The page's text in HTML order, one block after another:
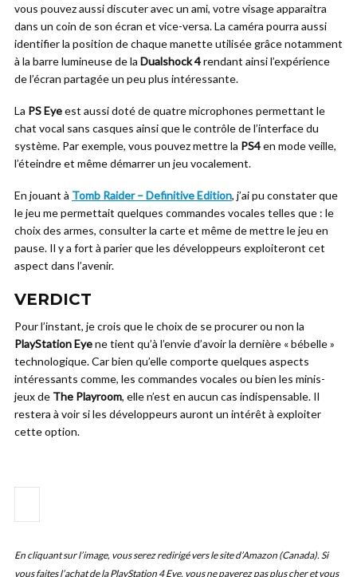
vous pouvez aussi discuter avec un ami, votre visage apparaitra
dans un coin de son écran et vice-versa. La caméra pourra aussi
identifier la position de chaque manette utilisée grâce notamment
à la barre lumineuse de la Dualshock 4rendant ainsi l’expérience
de l’écran partagée un peu plus intéressante.
La PS Eyeest aussi doté de quatre microphones permettant le
chat vocal sans casques ainsi que le contrôle de l’interface du
système. Par exemple, vous pouvez mettre la PS4en mode veille,
l’éteindre et même démarrer un jeu vocalement.
En jouant à Tomb Raider – Definitive Edition, j’ai pu constater que
le jeu me permettait quelques commandes vocales telles que : le
choix des armes, consulter la carte et même de mettre le jeu en
pause. Il y a fort à parier que les développeurs exploiteront cet
aspect dans l’avenir.
VERDICT
Pour l’instant, je crois que le choix de se procurer ou non la
PlayStation Eyene tient qu’à l’envie d’avoir la dernière « bébelle »
technologique. Car bien qu’elle comporte quelques aspects
intéressants comme, les commandes vocales ou bien les minis-
jeux de The Playroom, elle n’est en aucun cas indispensable. Il
restera à voir si les développeurs auront un intérêt à exploiter
cette option.
En cliquant sur l’image, vous serez redirigé vers le site d’Amazon (Canada). Si
vous faites l’achat de la PlayStation 4 Eye, vous ne payerez pas plus cher et vous